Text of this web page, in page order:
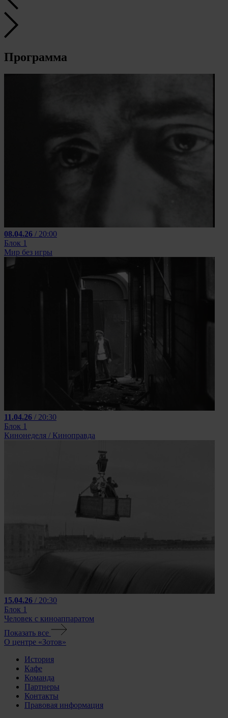
Программа
08.04.26 / 20:00
Блок 1
Мир без игры
11.04.26 / 20:30
Блок 1
Кинонеделя / Киноправда
15.04.26 / 20:30
Блок 1
Человек с киноаппаратом
Показать все
О центре «Зотов»
История
Кафе
Команда
Партнеры
Контакты
Правовая информация